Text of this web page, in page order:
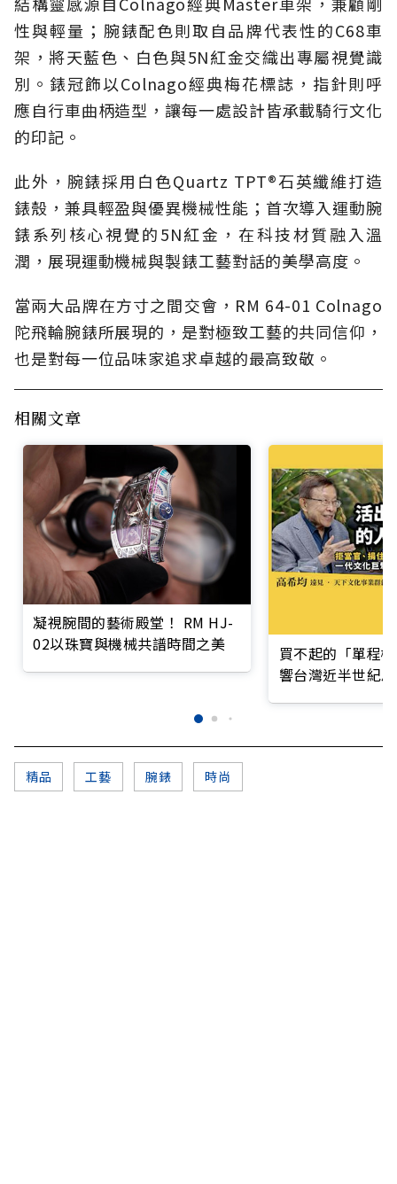
性與輕量；腕錶配色則取自品牌代表性的C68車
架，將天藍色、白色與5N紅金交織出專屬視覺識
別。錶冠飾以Colnago經典梅花標誌，指針則呼
應自行車曲柄造型，讓每一處設計皆承載騎行文化
的印記。
此外，腕錶採用白色Quartz TPT®石英纖維打造
錶殼，兼具輕盈與優異機械性能；首次導入運動腕
錶系列核心視覺的5N紅金，在科技材質融入溫
潤，展現運動機械與製錶工藝對話的美學高度。
當兩大品牌在方寸之間交會，RM 64-01 Colnago
陀飛輪腕錶所展現的，是對極致工藝的共同信仰，
也是對每一位品味家追求卓越的最高致敬。
相關文章
凝視腕間的藝術殿堂！ RM HJ-
02以珠寶與機械共譜時間之美
買不起的「單程
響台灣近半世紀
精品 工藝 腕錶 時尚